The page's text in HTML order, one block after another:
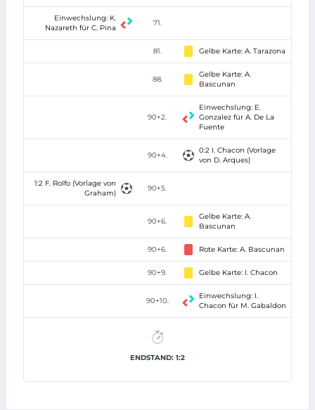
Einwechslung: K.
Nazareth für C. Pina
71.
81. Gelbe Karte: A. Tarazona
88.
Gelbe Karte: A.
Bascunan
90+2.
Einwechslung: E.
Gonzalez für A. De La
Fuente
90+4.
0:2 I. Chacon (Vorlage
von D. Arques)
1:2 F. Rolfo (Vorlage von
Graham)
90+5.
90+6.
Gelbe Karte: A.
Bascunan
90+6. Rote Karte: A. Bascunan
90+9. Gelbe Karte: I. Chacon
90+10.
Einwechslung: I.
Chacon für M. Gabaldon
ENDSTAND: 1:2